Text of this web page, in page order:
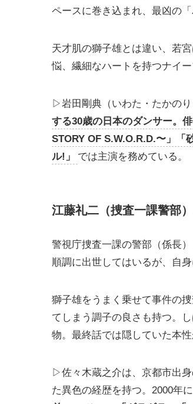
ペースに巻き込まれ、最凶の
天才肌の獅子雄とは違い、若
悩、繊細なハートを持つナイー
▷岩田剛典（いわた・たかのり
する30歳の日本のダンサー。
STORY OF S.W.O.R.D.〜」「
ル!」
では主演を務めている。
江藤礼二（捜査一課警部
警視庁捜査一課の警部（係長
順調に出世してはいるが、自
獅子雄をうまく乗せて事件の
てしまう調子の良さも持つ。
物。最終話では隠していた本
▷佐々木蔵之介は、京都市出
た異色の経歴を持つ。2000年